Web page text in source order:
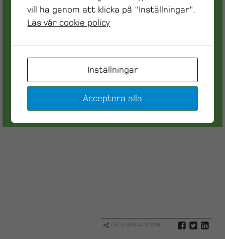
Magnus Hagman
System & Automation, Maskinservice & Mätt
eknik
magnus.hagman@dynamate.se
072 566 04 01
DELA GÄRNA SIDAN
vill ha genom att klicka på "Inställningar".
Läs vår cookie policy
Inställningar
Acceptera alla